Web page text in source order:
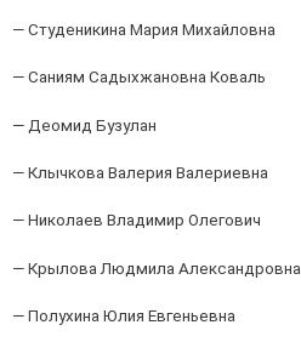
— Студеникина Мария Михайловна
— Саниям Садыхжановна Коваль
— Деомид Бузулан
— Клычкова Валерия Валериевна
— Николаев Владимир Олегович
— Крылова Людмила Александровна
— Полухина Юлия Евгеньевна